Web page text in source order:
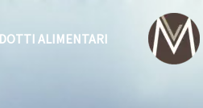
ALIMENTARI